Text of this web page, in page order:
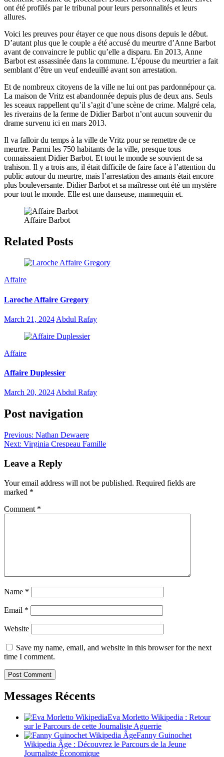
ont été profilés par le tribunal pour leurs personnalités et leurs
allures.
Voici les preuves pour étayer ce que nous disons depuis le début.
D’autant plus que le couple a été accusé du meurtre d’Anne Barbot
avant de convaincre le public qu’elle a disparu. En 2013, Anne
Barbot est assassinée dans la commune. L’épouse du meurtrier a fait
semblant d’être un veuf endeuillé avant son arrestation.
Et de nombreux citoyens de la ville ne lui ont pas pardonnépour ça.
La maison de Vritz est abandonnée depuis plus de deux ans. Seuls
les sceaux rappellent qu’il s’agit d’une scène de crime. Malgré cela,
les riverains de la ferme de Didier Barbot n’ont aucun souvenir du
drame survenu ici en mars 2013.
Il va falloir du temps à la ville de Vritz pour se remettre de ce
meurtre. Parmi les 750 habitants de la ville, presque tous
connaissaient Didier Barbot. Et tout le monde se souvient de sa
trahison. Il y a trois ans, il était difficile de faire face à l’attention du
public autour du meurtre, mais l’arrestation des amants était encore
plus bouleversante. Didier Barbot et sa maîtresse ont été un mystère
pour tout le monde. Elle est une danseuse, mannequin et.
Affaire Barbot
Related Posts
Affaire
Laroche Affaire Gregory
March 21, 2024 Abdul Rafay
Affaire
Affaire Duplessier
March 20, 2024 Abdul Rafay
Post navigation
Previous: Nathan Dewaere
Next: Virginia Crespeau Famille
Leave a Reply
Your email address will not be published. Required fields are
marked *
Comment *
Name *
Email *
Website
Save my name, email, and website in this browser for the next
time I comment.
Messages Récents
Eva Morletto Wikipedia : Retour
sur le Parcours de cette Journaliste Aguerrie
Fanny Guinochet
Wikipedia Âge : Découvrez le Parcours de la Jeune
Journaliste Économique